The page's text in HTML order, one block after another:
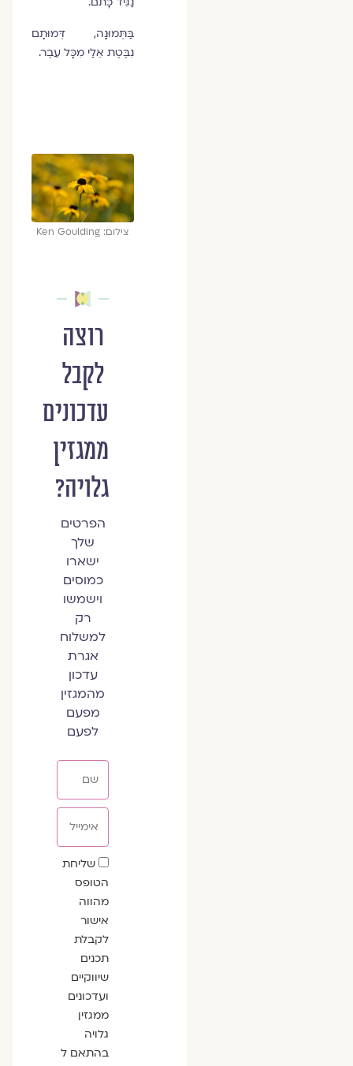
בַּתְּמוּנָה, דְּמוּתָם
נִבֶּטֶת אֵלַי מִכָּל עֵבֶר.
צילום: Ken Goulding
רוצה
לקבל
עדכונים
ממגזין
גלויה?
הפרטים
שלך
ישארו
כמוסים
וישמשו
רק
למשלוח
אגרת
עדכון
מהמגזין
מפעם
לפעם
שדה
הסכמה
שליחת
הטופס
מהווה
אישור
לקבלת
תכנים
שיווקיים
ועדכונים
ממגזין
גלויה
בהתאם ל